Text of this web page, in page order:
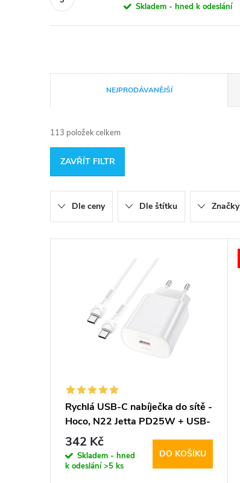
Skladem - hned k odeslání
a
z
e
n
í
NEJPRODÁVANĚJŠÍ
113 položek celkem
ZAVŘÍT FILTR
Dle ceny Dle štítku Značky
Rychlá USB-C nabíječka do sítě -
Hoco, N22 Jetta PD25W + USB-
C kabel
342 Kč
Skladem - hned
k odeslání>5 ks
DO KOŠÍKU